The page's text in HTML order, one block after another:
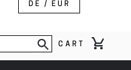
DE / EUR
CART